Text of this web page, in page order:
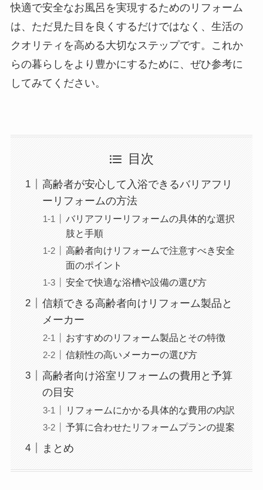
快適で安全なお風呂を実現するためのリフォーム
は、ただ見た目を良くするだけではなく、生活の
クオリティを高める大切なステップです。これか
らの暮らしをより豊かにするために、ぜひ参考に
してみてください。
目次
高齢者が安心して入浴できるバリアフリ
ーリフォームの方法
バリアフリーリフォームの具体的な選択
肢と手順
高齢者向けリフォームで注意すべき安全
面のポイント
安全で快適な浴槽や設備の選び方
信頼できる高齢者向けリフォーム製品と
メーカー
おすすめのリフォーム製品とその特徴
信頼性の高いメーカーの選び方
高齢者向け浴室リフォームの費用と予算
の目安
リフォームにかかる具体的な費用の内訳
予算に合わせたリフォームプランの提案
まとめ